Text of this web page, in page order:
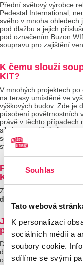
Souhlas
Tato webová
K personalizaci
sociálních médií a
soubory cookie.
sdílíme se svými
Přední světový výrobce
Pedestal International,
svého v mnoha ohledech
pod dlažbu a jejich
pod označením Buzon
soupravu pro zajištění
K čemu slouží
KIT?
V mnohých projektech
na terasy umístěné ve
výškových budov. Zde je
působení povětrnostních
právě v těchto případech
silném proudění větrem
se nazdvednutí dlažby
systém pod označením
Pro jaký typ dlažby
KIT vhodná?
Zajišťující souprava KIT-
dlažbu o síle 20 – 22 mm
Jak se zajišťovací
používá?
Disk U-WASHER o
dlaždic do středu hlavy
odvanutí.